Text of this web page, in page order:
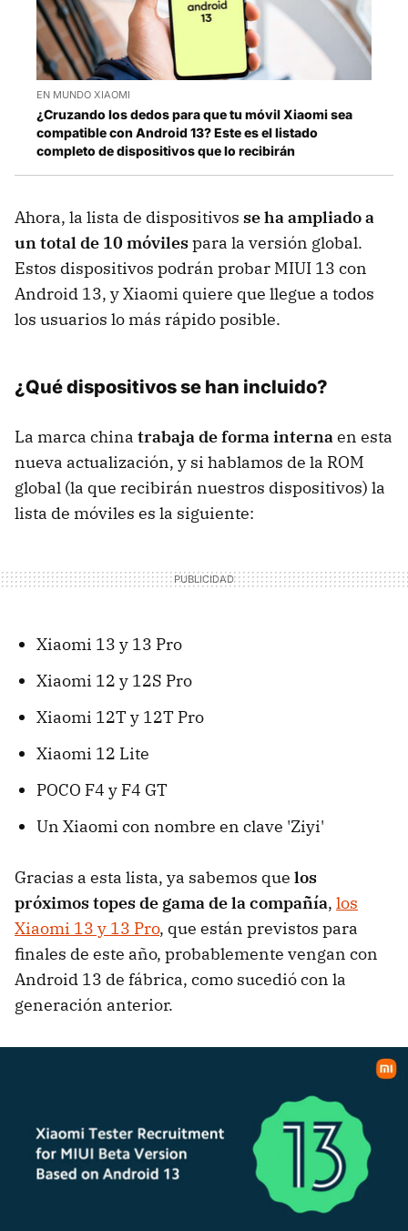
EN MUNDO XIAOMI
¿Cruzando los dedos para que tu móvil Xiaomi sea
compatible con Android 13? Este es el listado
completo de dispositivos que lo recibirán
Ahora, la lista de dispositivos se ha ampliado a
un total de 10 móvilespara la versión global.
Estos dispositivos podrán probar MIUI 13 con
Android 13, y Xiaomi quiere que llegue a todos
los usuarios lo más rápido posible.
¿Qué dispositivos se han incluido?
La marca china trabaja de forma internaen esta
nueva actualización, y si hablamos de la ROM
global (la que recibirán nuestros dispositivos) la
lista de móviles es la siguiente:
Xiaomi 13 y 13 Pro
Xiaomi 12 y 12S Pro
Xiaomi 12T y 12T Pro
Xiaomi 12 Lite
POCO F4 y F4 GT
Un Xiaomi con nombre en clave 'Ziyi'
Gracias a esta lista, ya sabemos que los
próximos topes de gama de la compañía, los
Xiaomi 13 y 13 Pro, que están previstos para
finales de este año, probablemente vengan con
Android 13 de fábrica, como sucedió con la
generación anterior.